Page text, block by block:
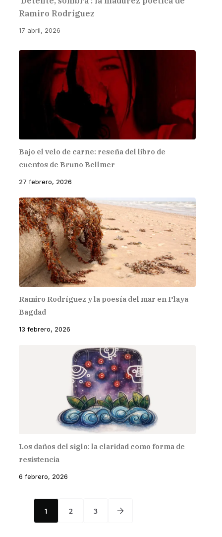
Ramiro Rodríguez
17 abril, 2026
Bajo el velo de carne: reseña del libro de
cuentos de Bruno Bellmer
27 febrero, 2026
Ramiro Rodríguez y la poesía del mar en Playa
Bagdad
13 febrero, 2026
Los daños del siglo: la claridad como forma de
resistencia
6 febrero, 2026
1 2 3